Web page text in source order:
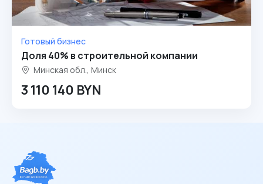
Готовый бизнес
Доля 40% в строительной компании
Минская обл., Минск
3 110 140 BYN